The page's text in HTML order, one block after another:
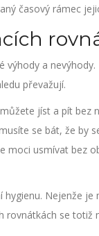
časový rámec
a
převažují.
jíst a pít bez
se bát, že by
moci usmívat bez
Nejenže je
rovnátkách se